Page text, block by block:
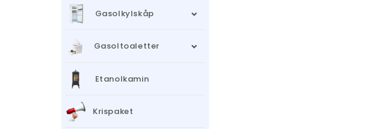
Gasolkylskåp
Gasoltoaletter
Etanolkamin
Krispaket